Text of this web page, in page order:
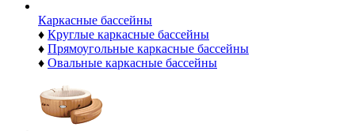
Каркасные бассейны
♦ Круглые каркасные бассейны
♦ Прямоугольные каркасные бассейны
♦ Овальные каркасные бассейны